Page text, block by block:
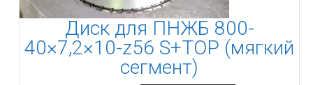
Диск для ПНЖБ 800-
40×7,2×10-z56 S+TOP (мягкий
сегмент)